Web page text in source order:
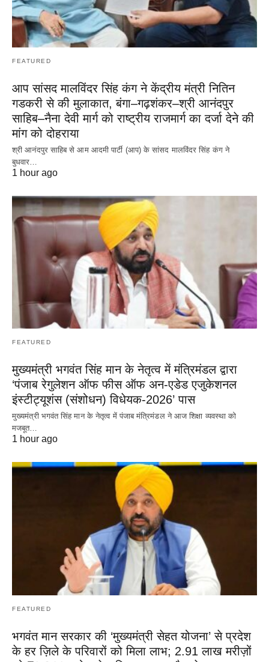
FEATURED
आप सांसद मालविंदर सिंह कंग ने केंद्रीय मंत्री नितिन
गडकरी से की मुलाकात, बंगा–गढ़शंकर–श्री आनंदपुर
साहिब–नैना देवी मार्ग को राष्ट्रीय राजमार्ग का दर्जा देने की
मांग को दोहराया
श्री आनंदपुर साहिब से आम आदमी पार्टी (आप) के सांसद मालविंदर सिंह कंग ने
बुधवार…
1 hour ago
FEATURED
मुख्यमंत्री भगवंत सिंह मान के नेतृत्व में मंत्रिमंडल द्वारा
‘पंजाब रेगुलेशन ऑफ फीस ऑफ अन-एडेड एजुकेशनल
इंस्टीट्यूशंस (संशोधन) विधेयक-2026’ पास
मुख्यमंत्री भगवंत सिंह मान के नेतृत्व में पंजाब मंत्रिमंडल ने आज शिक्षा व्यवस्था को
मजबूत…
1 hour ago
FEATURED
भगवंत मान सरकार की ‘मुख्यमंत्री सेहत योजना’ से प्रदेश
के हर ज़िले के परिवारों को मिला लाभ; 2.91 लाख मरीज़ों